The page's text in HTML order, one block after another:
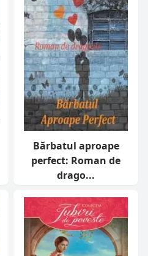
Bărbatul aproape
perfect: Roman de
drago...